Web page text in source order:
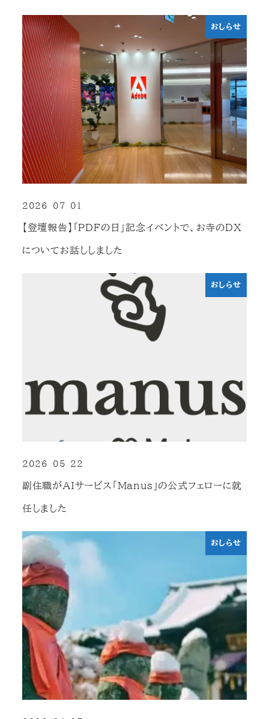
おしらせ
【登壇報告】「PDFの日」記念イベントで、お寺のDX
についてお話ししました
2026-07-01
おしらせ
副住職がAIサービス「Manus」の公式フェローに就
任しました
2026-05-22
おしらせ